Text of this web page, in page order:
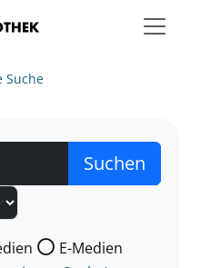
Suche
nach der Sie suchen wollen.
E-Medien